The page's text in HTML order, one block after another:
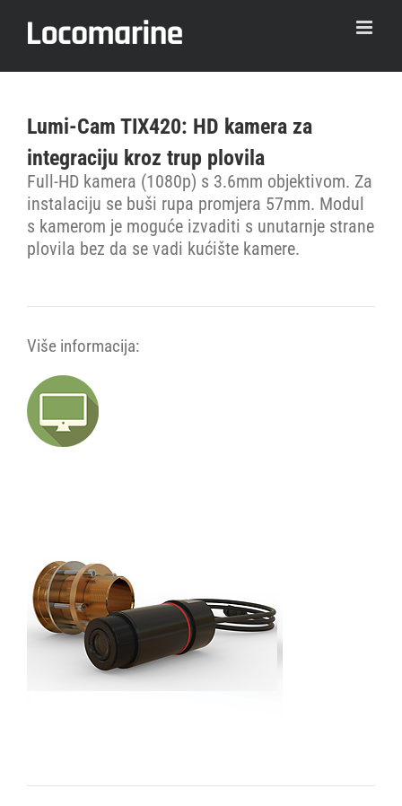
Lumi-Cam TIX420: HD kamera za
integraciju kroz trup plovila
Full-HD kamera (1080p) s 3.6mm objektivom. Za
instalaciju se buši rupa promjera 57mm. Modul
s kamerom je moguće izvaditi s unutarnje strane
plovila bez da se vadi kućište kamere.
Više informacija: